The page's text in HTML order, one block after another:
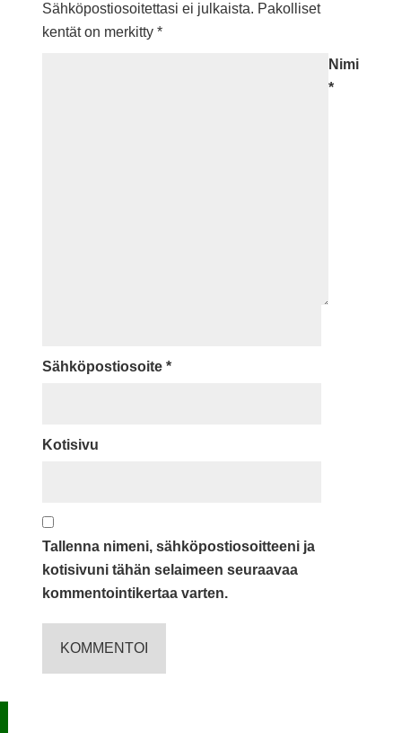
Sähköpostiosoitettasi ei julkaista. Pakolliset
kentät on merkitty *
Nimi
*
Sähköpostiosoite *
Kotisivu
Tallenna nimeni, sähköpostiosoitteeni ja
kotisivuni tähän selaimeen seuraavaa
kommentointikertaa varten.